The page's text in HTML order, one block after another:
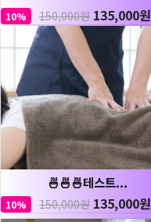
10% 150,000원 135,000원
🍜🍜🍜테스트...
10% 150,000원 135,000원